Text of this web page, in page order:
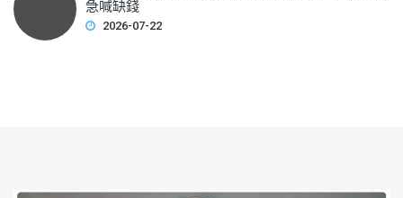
急喊缺錢
2026-07-22